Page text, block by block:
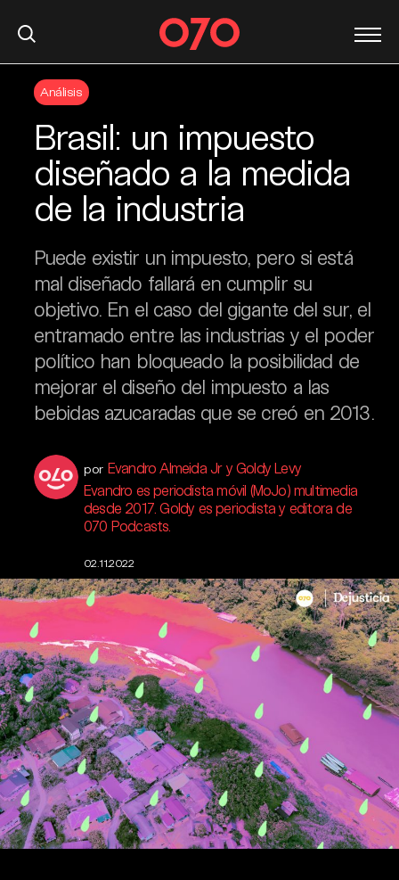
Análisis
Brasil: un impuesto
diseñado a la medida
de la industria
Puede existir un impuesto, pero si está
mal diseñado fallará en cumplir su
objetivo. En el caso del gigante del sur, el
entramado entre las industrias y el poder
político han bloqueado la posibilidad de
mejorar el diseño del impuesto a las
bebidas azucaradas que se creó en 2013.
por Evandro Almeida Jr y Goldy Levy
Evandro es periodista móvil (MoJo) multimedia
desde 2017. Goldy es periodista y editora de
070 Podcasts.
02.11.2022